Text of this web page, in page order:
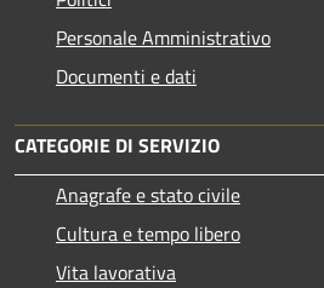
Personale Amministrativo
Documenti e dati
CATEGORIE DI SERVIZIO
Anagrafe e stato civile
Cultura e tempo libero
Vita lavorativa